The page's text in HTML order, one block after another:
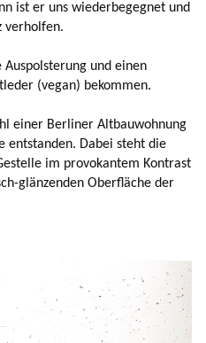
ist er uns wiederbegegnet und
verholfen.
Auspolsterung und einen
(vegan) bekommen.
einer Berliner Altbauwohnung
entstanden. Dabei steht die
im provokantem Kontrast
glänzenden Oberfläche der